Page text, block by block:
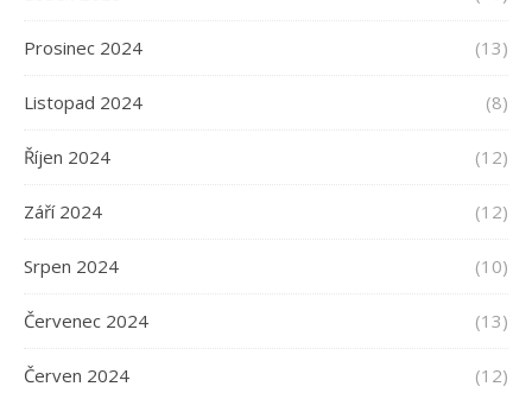
Prosinec 2024 (13)
Listopad 2024 (8)
Říjen 2024 (12)
Září 2024 (12)
Srpen 2024 (10)
Červenec 2024 (13)
Červen 2024 (12)